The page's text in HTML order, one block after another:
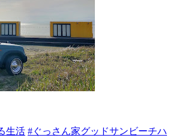
生活 #ぐっさん家グッドサンビーチハ